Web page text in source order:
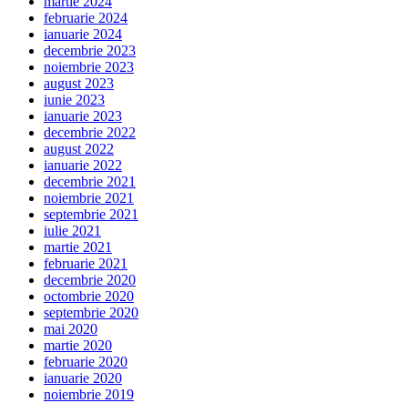
februarie 2024
ianuarie 2024
decembrie 2023
noiembrie 2023
august 2023
iunie 2023
ianuarie 2023
decembrie 2022
august 2022
ianuarie 2022
decembrie 2021
noiembrie 2021
septembrie 2021
iulie 2021
martie 2021
februarie 2021
decembrie 2020
octombrie 2020
septembrie 2020
mai 2020
martie 2020
februarie 2020
ianuarie 2020
noiembrie 2019